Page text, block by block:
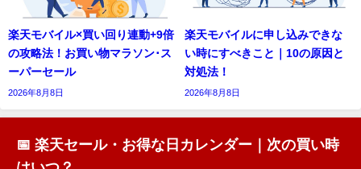
楽天モバイル×買い回り連動+9倍
の攻略法！お買い物マラソン･ス
ーパーセール
2026年8月8日
楽天モバイルに申し込みできな
い時にすべきこと｜10の原因と
対処法！
2026年8月8日
📅 楽天セール・お得な日カレンダー｜次の買い時